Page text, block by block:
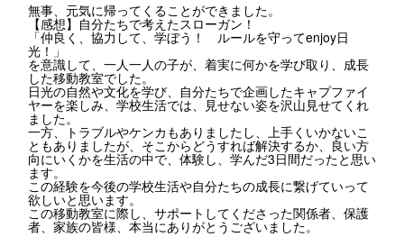
無事、元気に帰ってくることができました。
【感想】自分たちで考えたスローガン！
「仲良く、協力して、学ぼう！ ルールを守ってenjoy日
光！」
を意識して、一人一人の子が、着実に何かを学び取り、成長
した移動教室でした。
日光の自然や文化を学び、自分たちで企画したキャプファイ
ヤーを楽しみ、学校生活では、見せない姿を沢山見せてくれ
ました。
一方、トラブルやケンカもありましたし、上手くいかないこ
ともありましたが、そこからどうすれば解決するか、良い方
向にいくかを生活の中で、体験し、学んだ3日間だったと思い
ます。
この経験を今後の学校生活や自分たちの成長に繋げていって
欲しいと思います。
この移動教室に際し、サポートしてくださった関係者、保護
者、家族の皆様、本当にありがとうございました。